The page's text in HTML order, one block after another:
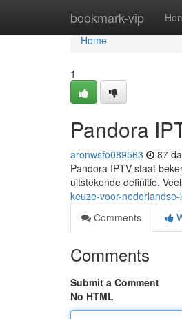
bookmark-vip
Home
Home
1
Pandora
aronwsfo089563 87
Pandora IPTV staat
uitstekende definitie.
keuze-voor-
Comments
Comments
Submit a Comment
No HTML